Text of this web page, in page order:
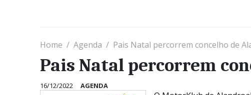
Home Agenda Pais Natal percorrem concelho de
Pais Natal percorrem
16/12/2022 AGENDA